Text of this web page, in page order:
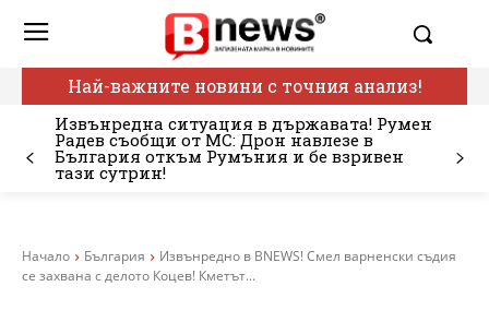
Най-важните новини с точния анализ!
Извънредна ситуация в държавата! Румен
Радев съобщи от МС: Дрон навлезе в
България откъм Румъния и бе взривен
тази сутрин!
Начало България
Извънредно в BNEWS! Смел варненски съдия
се захвана с делото Коцев! Кметът...